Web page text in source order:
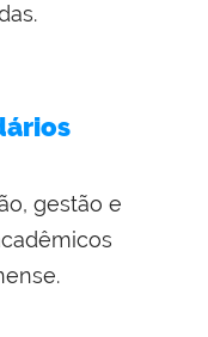
gestão e